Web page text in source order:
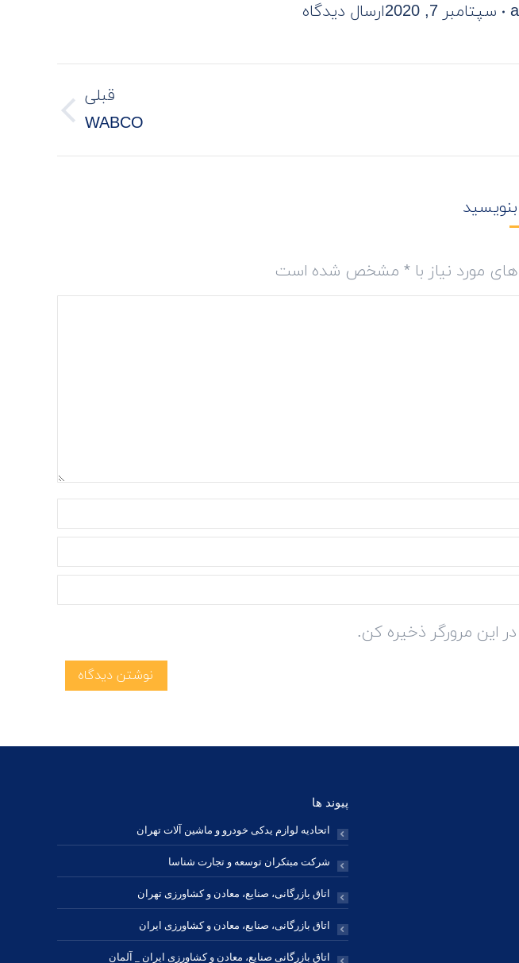
سپتامبر 7, 2020 ارسال دیدگاه
قبلی
PreviousWABCO
مورد نیاز با* مشخص شده است
این مرورگر ذخیره کن.
نوشتن دیدگاه
پیوند ها
اتحادیه لوازم یدکی خودرو و ماشین آلات تهران
شرکت مبتکران توسعه و تجارت شناسا
اتاق بازرگانی، صنایع، معادن و کشاورزی تهران
اتاق بازرگانی، صنایع، معادن و کشاورزی ایران
اتاق بازرگانی صنایع، معادن و کشاورزی ایران _ آلمان